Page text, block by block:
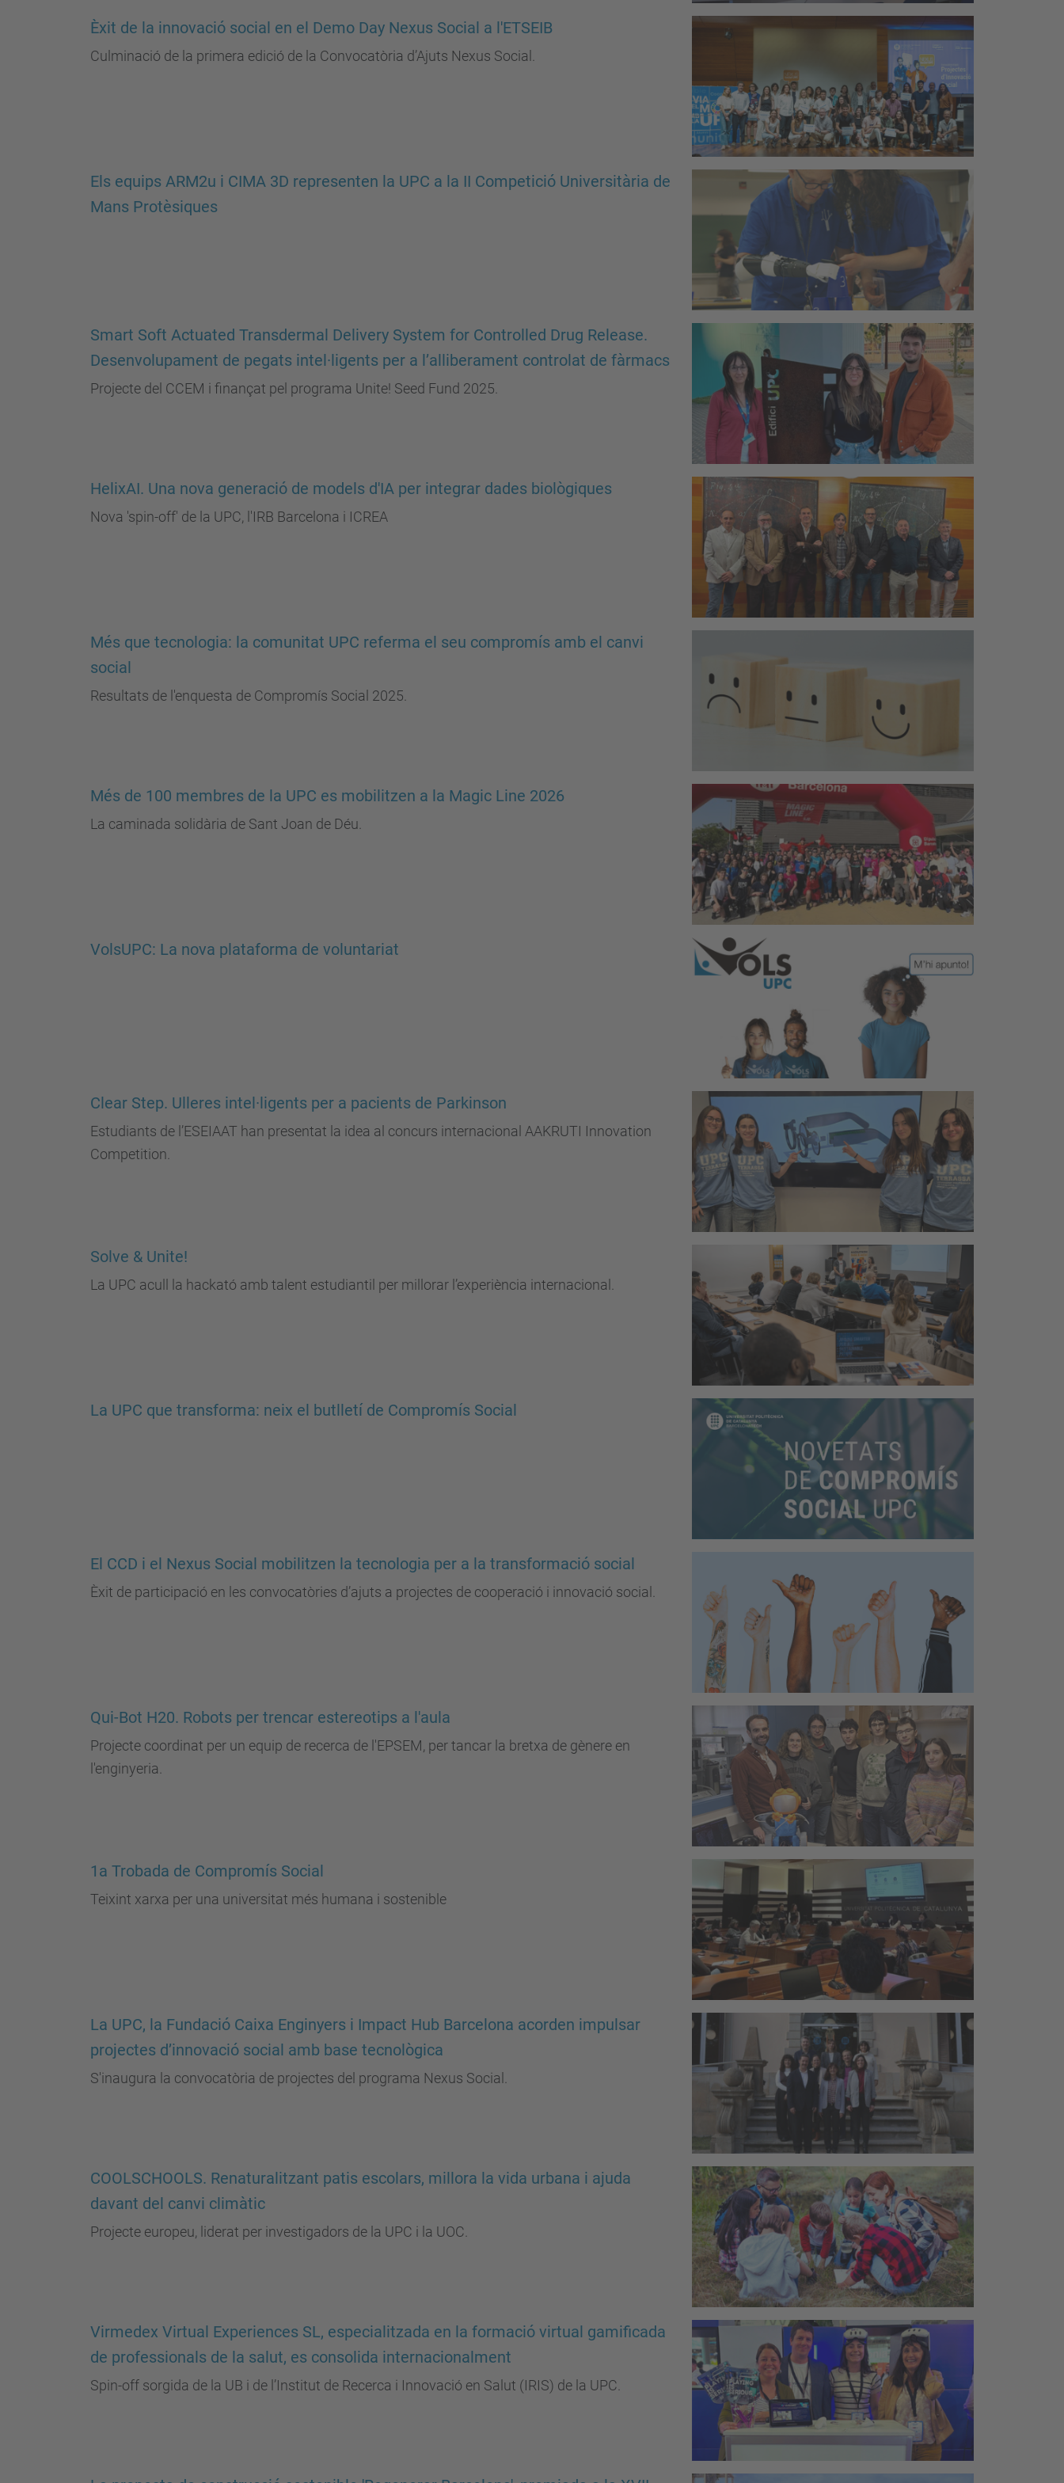
Èxit de la innovació social en el Demo Day Nexus Social a l'ETSEIB
Culminació de la primera edició de la Convocatòria d’Ajuts Nexus Social.
Els equips ARM2u i CIMA 3D representen la UPC a la II Competició Universitària de
Mans Protèsiques
Smart Soft Actuated Transdermal Delivery System for Controlled Drug Release.
Desenvolupament de pegats intel·ligents per a l’alliberament controlat de fàrmacs
Projecte del CCEM i finançat pel programa Unite! Seed Fund 2025.
HelixAI. Una nova generació de models d'IA per integrar dades biològiques
Nova 'spin-off' de la UPC, l'IRB Barcelona i ICREA
Més que tecnologia: la comunitat UPC referma el seu compromís amb el canvi
social
Resultats de l'enquesta de Compromís Social 2025.
Més de 100 membres de la UPC es mobilitzen a la Magic Line 2026
La caminada solidària de Sant Joan de Déu.
VolsUPC: La nova plataforma de voluntariat
Clear Step. Ulleres intel·ligents per a pacients de Parkinson
Estudiants de l’ESEIAAT han presentat la idea al concurs internacional AAKRUTI Innovation
Competition.
Solve & Unite!
La UPC acull la hackató amb talent estudiantil per millorar l’experiència internacional.
La UPC que transforma: neix el butlletí de Compromís Social
El CCD i el Nexus Social mobilitzen la tecnologia per a la transformació social
Èxit de participació en les convocatòries d’ajuts a projectes de cooperació i innovació social.
Qui-Bot H20. Robots per trencar estereotips a l'aula
Projecte coordinat per un equip de recerca de l'EPSEM, per tancar la bretxa de gènere en
l'enginyeria.
1a Trobada de Compromís Social
Teixint xarxa per una universitat més humana i sostenible
La UPC, la Fundació Caixa Enginyers i Impact Hub Barcelona acorden impulsar
projectes d’innovació social amb base tecnològica
S'inaugura la convocatòria de projectes del programa Nexus Social.
COOLSCHOOLS. Renaturalitzant patis escolars, millora la vida urbana i ajuda
davant del canvi climàtic
Projecte europeu, liderat per investigadors de la UPC i la UOC.
Virmedex Virtual Experiences SL, especialitzada en la formació virtual gamificada
de professionals de la salut, es consolida internacionalment
Spin-off sorgida de la UB i de l’Institut de Recerca i Innovació en Salut (IRIS) de la UPC.